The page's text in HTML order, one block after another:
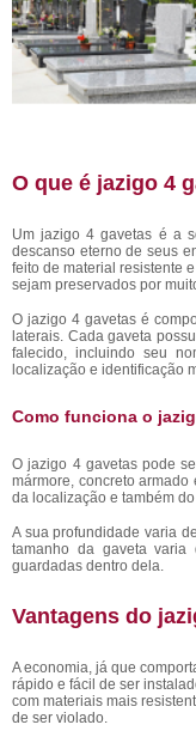
O que é jazigo 4
Um jazigo 4 gavetas é a
descanso eterno de seus
feito de material resistente
sejam preservados por
O jazigo 4 gavetas é
laterais. Cada gaveta
falecido, incluindo seu
localização e identificação
Como funciona o
O jazigo 4 gavetas pode
mármore, concreto
da localização e também
A sua profundidade varia
tamanho da gaveta
guardadas dentro dela.
Vantagens do
A economia, já que
rápido e fácil de ser
com materiais mais
de ser violado.